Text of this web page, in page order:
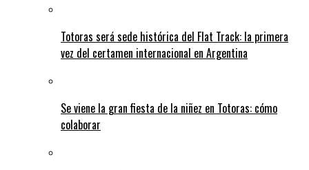
Totoras será sede histórica del Flat Track: la primera
vez del certamen internacional en Argentina
Se viene la gran fiesta de la niñez en Totoras: cómo
colaborar